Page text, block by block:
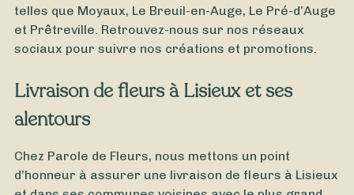
telles que Moyaux, Le Breuil-en-Auge, Le Pré-d’Auge
et Prêtreville. Retrouvez-nous sur nos réseaux
sociaux pour suivre nos créations et promotions.
Livraison de fleurs à Lisieux et ses
alentours
Chez Parole de Fleurs, nous mettons un point
d’honneur à assurer une livraison de fleurs à Lisieux